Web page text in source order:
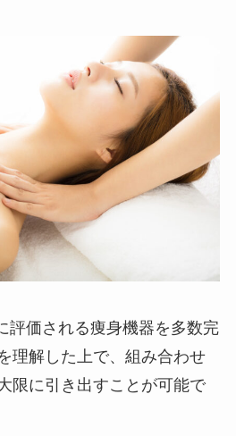
評価される痩身機器を多数完
理解した上で、組み合わせ
限に引き出すことが可能で